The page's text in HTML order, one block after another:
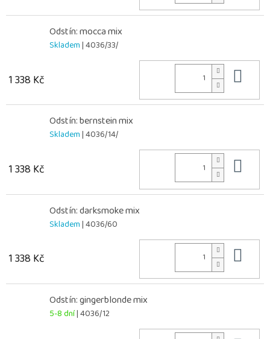
Odstín: mocca mix
Skladem| 4036/33/
1 338 Kč
Odstín: bernstein mix
Skladem| 4036/14/
1 338 Kč
Odstín: darksmoke mix
Skladem| 4036/60
1 338 Kč
Odstín: gingerblonde mix
5-8 dní| 4036/12